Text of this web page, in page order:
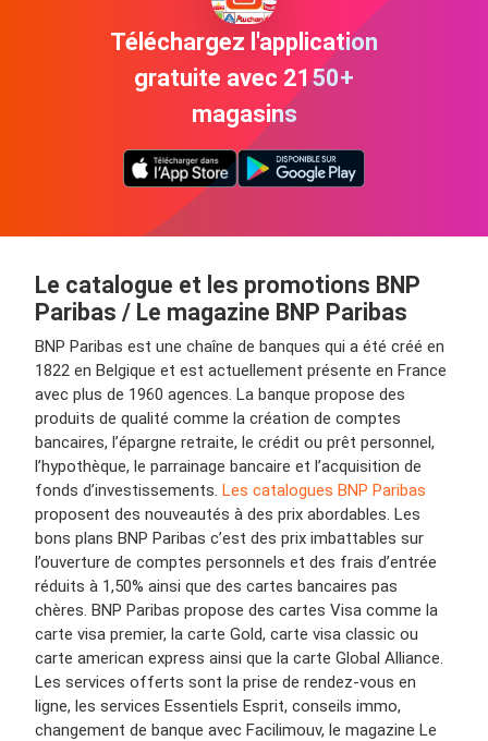
Téléchargez l'application
gratuite avec 2150+
magasins
Le catalogue et les promotions BNP
Paribas / Le magazine BNP Paribas
BNP Paribas est une chaîne de banques qui a été créé en
1822 en Belgique et est actuellement présente en France
avec plus de 1960 agences. La banque propose des
produits de qualité comme la création de comptes
bancaires, l’épargne retraite, le crédit ou prêt personnel,
l’hypothèque, le parrainage bancaire et l’acquisition de
fonds d’investissements. Les catalogues BNP Paribas
proposent des nouveautés à des prix abordables. Les
bons plans BNP Paribas c’est des prix imbattables sur
l’ouverture de comptes personnels et des frais d’entrée
réduits à 1,50% ainsi que des cartes bancaires pas
chères. BNP Paribas propose des cartes Visa comme la
carte visa premier, la carte Gold, carte visa classic ou
carte american express ainsi que la carte Global Alliance.
Les services offerts sont la prise de rendez-vous en
ligne, les services Essentiels Esprit, conseils immo,
changement de banque avec Facilimouv, le magazine Le